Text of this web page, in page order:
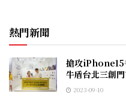
熱門新聞
搶攻
牛盾台北三創
2023-09-10